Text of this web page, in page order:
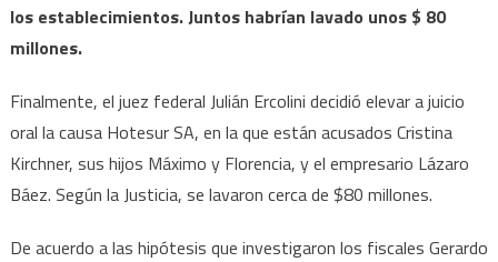
los establecimientos. Juntos habrían lavado unos $ 80
millones.
Finalmente, el juez federal Julián Ercolini decidió elevar a juicio
oral la causa Hotesur SA, en la que están acusados Cristina
Kirchner, sus hijos Máximo y Florencia, y el empresario Lázaro
Báez. Según la Justicia, se lavaron cerca de $80 millones.
De acuerdo a las hipótesis que investigaron los fiscales Gerardo